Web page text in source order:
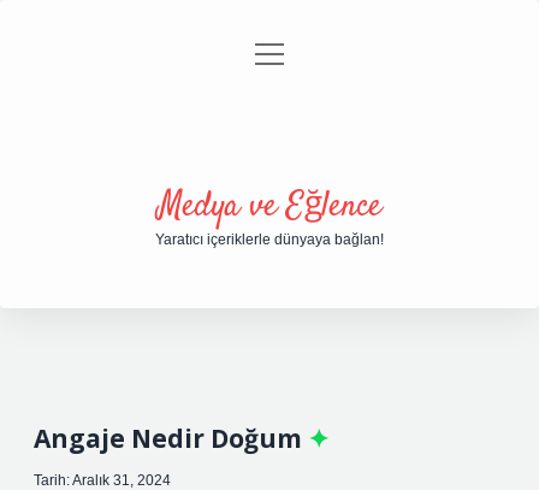
Gizlilik Politikası
menüyü
Medya ve Eğlence
Yaratıcı içeriklerle dünyaya bağlan!
Angaje Nedir Doğum
Tarih: Aralık 31, 2024